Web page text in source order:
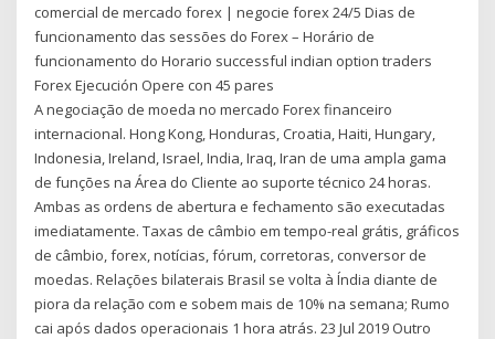
comercial de mercado forex | negocie forex 24/5 Dias de
funcionamento das sessões do Forex – Horário de
funcionamento do Horario successful indian option traders
Forex Ejecución Opere con 45 pares
A negociação de moeda no mercado Forex financeiro
internacional. Hong Kong, Honduras, Croatia, Haiti, Hungary,
Indonesia, Ireland, Israel, India, Iraq, Iran de uma ampla gama
de funções na Área do Cliente ao suporte técnico 24 horas.
Ambas as ordens de abertura e fechamento são executadas
imediatamente. Taxas de câmbio em tempo-real grátis, gráficos
de câmbio, forex, notícias, fórum, corretoras, conversor de
moedas. Relações bilaterais Brasil se volta à Índia diante de
piora da relação com e sobem mais de 10% na semana; Rumo
cai após dados operacionais 1 hora atrás. 23 Jul 2019 Outro